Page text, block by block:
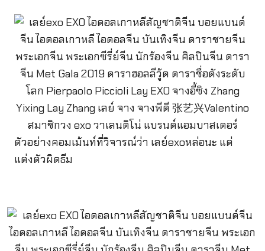
ตัวอย่างคอมเม้นท์ที่วิจารณ์ว่า เลย์exoหล่อนะ แต่
แต่งตัวผิดธีม